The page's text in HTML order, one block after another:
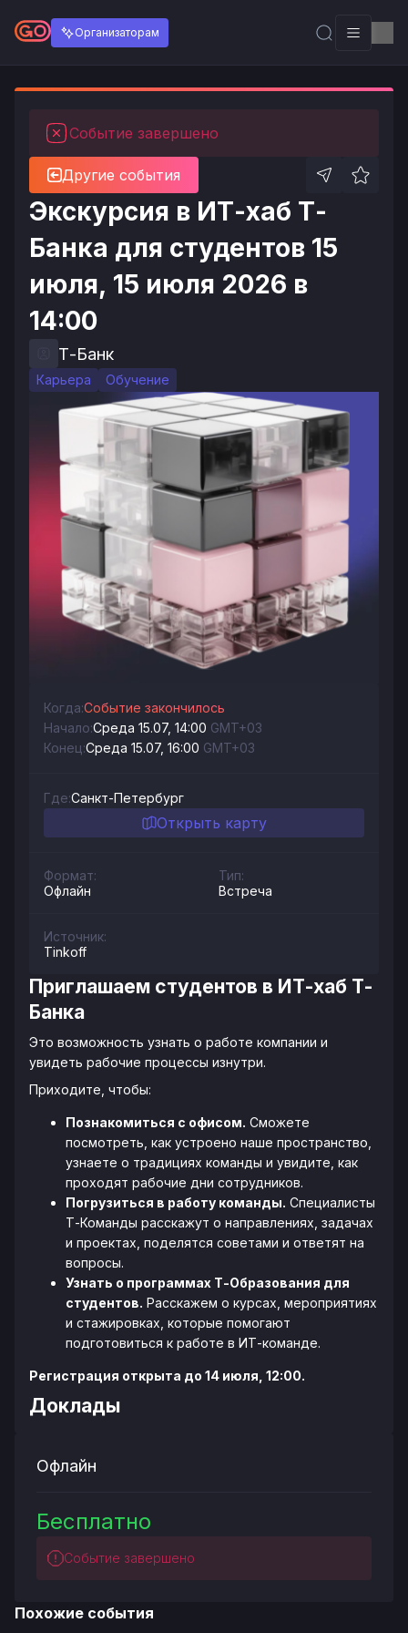
Организаторам
Событие завершено
Другие события
Экскурсия в ИТ-хаб Т-
Банка для студентов 15
июля, 15 июля 2026 в
14:00
Т-Банк
Карьера Обучение
Когда:Событие закончилось
Начало:Среда 15.07, 14:00 GMT+03
Конец:Среда 15.07, 16:00 GMT+03
Где:Санкт-Петербург
Открыть карту
Формат:
Офлайн
Тип:
Встреча
Источник:
Tinkoff
Приглашаем студентов в ИТ-хаб Т-
Банка
Это возможность узнать о работе компании и
увидеть рабочие процессы изнутри.
Приходите, чтобы:
Познакомиться с офисом. Сможете
посмотреть, как устроено наше пространство,
узнаете о традициях команды и увидите, как
проходят рабочие дни сотрудников.
Погрузиться в работу команды. Специалисты
Т-Команды расскажут о направлениях, задачах
и проектах, поделятся советами и ответят на
вопросы.
Узнать о программах Т-Образования для
студентов. Расскажем о курсах, мероприятиях
и стажировках, которые помогают
подготовиться к работе в ИТ-команде.
Регистрация открыта до 14 июля, 12:00.
Доклады
Офлайн
Бесплатно
Событие завершено
Похожие события